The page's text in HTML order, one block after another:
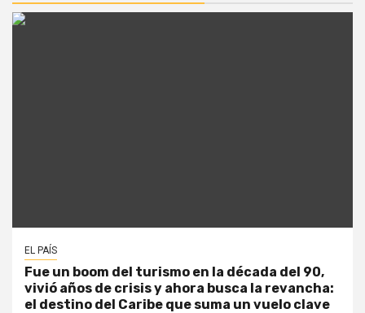
EL PAÍS
Fue un boom del turismo en la década del 90,
vivió años de crisis y ahora busca la revancha:
el destino del Caribe que suma un vuelo clave